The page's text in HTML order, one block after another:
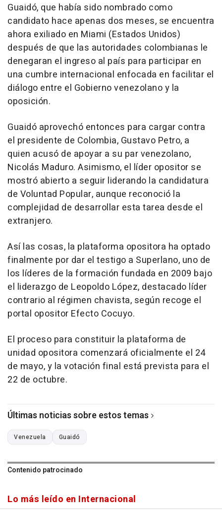
Guaidó, que había sido nombrado como
candidato hace apenas dos meses, se encuentra
ahora exiliado en Miami (Estados Unidos)
después de que las autoridades colombianas le
denegaran el ingreso al país para participar en
una cumbre internacional enfocada en facilitar el
diálogo entre el Gobierno venezolano y la
oposición.
Guaidó aprovechó entonces para cargar contra
el presidente de Colombia, Gustavo Petro, a
quien acusó de apoyar a su par venezolano,
Nicolás Maduro. Asimismo, el líder opositor se
mostró abierto a seguir liderando la candidatura
de Voluntad Popular, aunque reconoció la
complejidad de desarrollar esta tarea desde el
extranjero.
Así las cosas, la plataforma opositora ha optado
finalmente por dar el testigo a Superlano, uno de
los líderes de la formación fundada en 2009 bajo
el liderazgo de Leopoldo López, destacado líder
contrario al régimen chavista, según recoge el
portal opositor Efecto Cocuyo.
El proceso para constituir la plataforma de
unidad opositora comenzará oficialmente el 24
de mayo, y la votación final está prevista para el
22 de octubre.
Últimas noticias sobre estos temas
Venezuela Guaidó
Contenido patrocinado
Lo más leído en Internacional